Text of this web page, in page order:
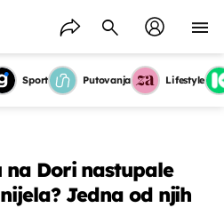
Sport Putovanja Lifestyle
na Dori nastupale
Jedna od njih